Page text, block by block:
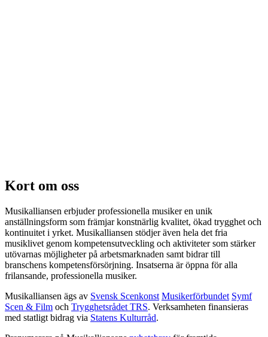
Kort om oss
Musikalliansen erbjuder professionella musiker en unik
anställningsform som främjar konstnärlig kvalitet, ökad trygghet och
kontinuitet i yrket. Musikalliansen stödjer även hela det fria
musiklivet genom kompetensutveckling och aktiviteter som stärker
utövarnas möjligheter på arbetsmarknaden samt bidrar till
branschens kompetensförsörjning. Insatserna är öppna för alla
frilansande, professionella musiker.
Musikalliansen ägs av Svensk Scenkonst Musikerförbundet Symf
Scen & Film och Trygghetsrådet TRS. Verksamheten finansieras
med statligt bidrag via Statens Kulturråd.